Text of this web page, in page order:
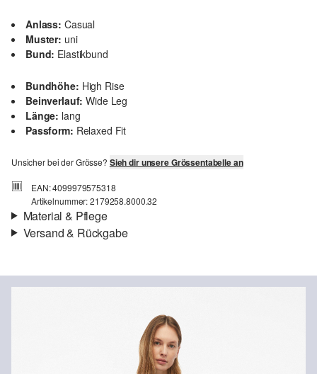
Anlass: Casual
Muster: uni
Bund: Elastikbund
Bundhöhe: High Rise
Beinverlauf: Wide Leg
Länge: lang
Passform: Relaxed Fit
Unsicher bei der Grösse? Sieh dir unsere Grössentabelle an
EAN: 4099979575318
Artikelnummer: 2179258.8000.32
Material & Pflege
Futter: Jerseyfutter
Material: Polyester-Mix
Versand & Rückgabe
Deine Bestellung wird innerhalb von 4–5 Werktagen per SwissPost